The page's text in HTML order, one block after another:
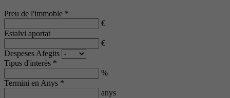
Preu de l'immoble *
€
Estalvi aportat
€
Despeses Afegits
Tipus d'interès *
%
Termini en Anys *
anys